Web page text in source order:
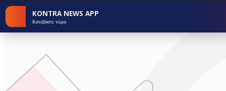
KONTRA NEWS APP
Κατεβάστε τώρα